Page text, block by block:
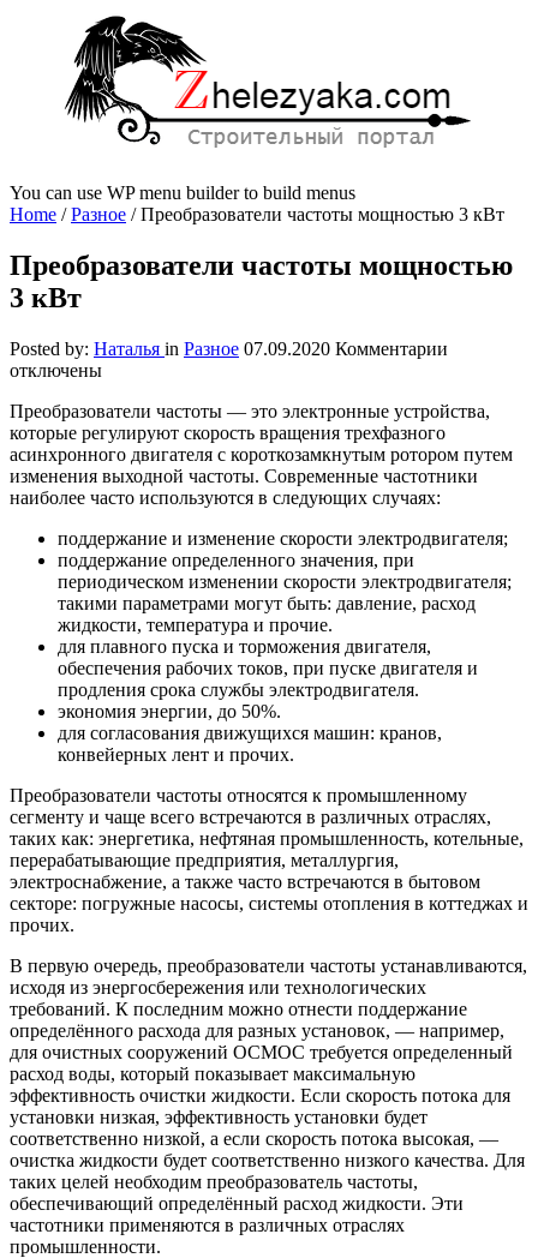
You can use WP menu builder to build menus
Home /Разное /Преобразователи частоты мощностью 3 кВт
Преобразователи частоты мощностью
3 кВт
Posted by: Наталья in Разное 07.09.2020 Комментарии
частоты
3
кВт
отключены
Преобразователи частоты — это электронные устройства,
которые регулируют скорость вращения трехфазного
асинхронного двигателя с короткозамкнутым ротором путем
изменения выходной частоты. Современные частотники
наиболее часто используются в следующих случаях:
поддержание и изменение скорости электродвигателя;
поддержание определенного значения, при
периодическом изменении скорости электродвигателя;
такими параметрами могут быть: давление, расход
жидкости, температура и прочие.
для плавного пуска и торможения двигателя,
обеспечения рабочих токов, при пуске двигателя и
продления срока службы электродвигателя.
экономия энергии, до 50%.
для согласования движущихся машин: кранов,
конвейерных лент и прочих.
Преобразователи частоты относятся к промышленному
сегменту и чаще всего встречаются в различных отраслях,
таких как: энергетика, нефтяная промышленность, котельные,
перерабатывающие предприятия, металлургия,
электроснабжение, а также часто встречаются в бытовом
секторе: погружные насосы, системы отопления в коттеджах и
прочих.
В первую очередь, преобразователи частоты устанавливаются,
исходя из энергосбережения или технологических
требований. К последним можно отнести поддержание
определённого расхода для разных установок, — например,
для очистных сооружений ОСМОС требуется определенный
расход воды, который показывает максимальную
эффективность очистки жидкости. Если скорость потока для
установки низкая, эффективность установки будет
соответственно низкой, а если скорость потока высокая, —
очистка жидкости будет соответственно низкого качества. Для
таких целей необходим преобразователь частоты,
обеспечивающий определённый расход жидкости. Эти
частотники применяются в различных отраслях
промышленности.